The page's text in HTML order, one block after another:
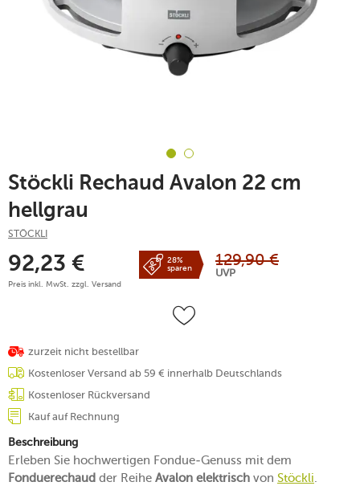
Stöckli Rechaud Avalon 22 cm
hellgrau
STÖCKLI
92,23 €
Preis inkl. MwSt. zzgl. Versand
28%
sparen
129,90 €
UVP
zurzeit nicht bestellbar
Kostenloser Versand ab 59 € innerhalb Deutschlands
Kostenloser Rückversand
Kauf auf Rechnung
Beschreibung
Erleben Sie hochwertigen Fondue-Genuss mit dem
Fonduerechaud der Reihe Avalon elektrisch von Stöckli.